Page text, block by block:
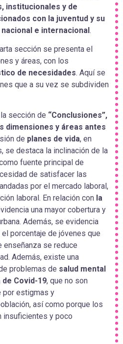
institucionales y de
con la juventud y su
e internacional.
sección se presenta el
y áreas, con los
de necesidades. Aquí se
que a su vez se subdividen
sección de “Conclusiones”,
dimensiones y áreas antes
de planes de vida, en
se destaca la inclinación de la
fuente principal de
de satisfacer las
por el mercado laboral,
laboral. En relación con la
una mayor cobertura y
Además, se evidencia
porcentaje de jóvenes que
enseñanza se reduce
Además, existe una
problemas de salud mental
de Covid-19, que no son
por estigmas y
así como porque los
y poco